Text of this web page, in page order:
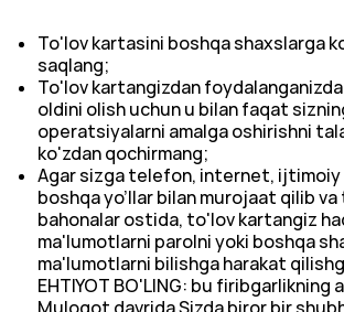
To'lov kartasini boshqa shaxslarga
saqlang;
To'lov kartangizdan
oldini olish uchun u bilan faqat
operatsiyalarni amalga oshirishni
ko'zdan qochirmang;
Agar sizga telefon, internet, ijtimoiy
boshqa yo’llar bilan murojaat qilib
bahonalar ostida, to'lov kartangiz
ma'lumotlarni parolni yoki boshqa
ma'lumotlarni bilishga harakat
EHTIYOT BO'LING: bu firibgarlikning